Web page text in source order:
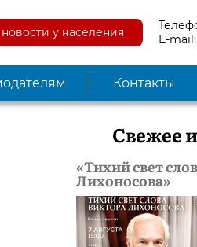
у населения
E-mail:
Контакты
Свежее
«Тихий свет
Лихоносова»